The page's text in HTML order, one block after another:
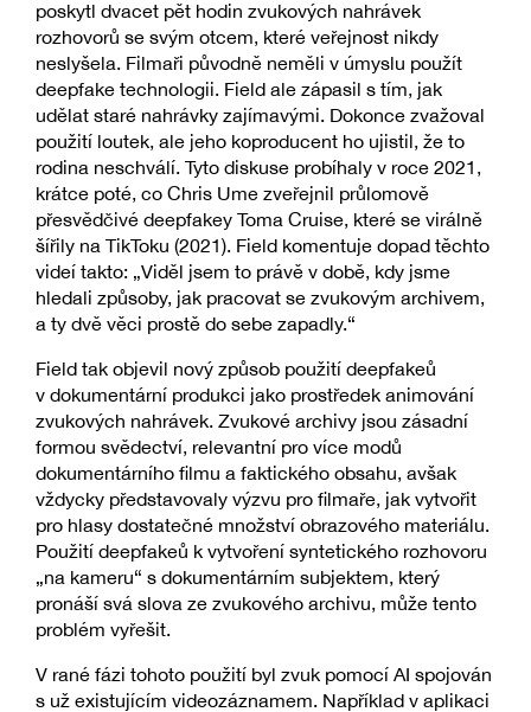
poskytl dvacet pět hodin zvukových nahrávek
rozhovorů se svým otcem, které veřejnost nikdy
neslyšela. Filmaři původně neměli v úmyslu použít
deepfake technologii. Field ale zápasil s tím, jak
udělat staré nahrávky zajímavými. Dokonce zvažoval
použití loutek, ale jeho koproducent ho ujistil, že to
rodina neschválí. Tyto diskuse probíhaly v roce 2021,
krátce poté, co Chris Ume zveřejnil průlomově
přesvědčivé deepfakey Toma Cruise, které se virálně
šířily na TikToku (2021). Field komentuje dopad těchto
videí takto: „Viděl jsem to právě v době, kdy jsme
hledali způsoby, jak pracovat se zvukovým archivem,
a ty dvě věci prostě do sebe zapadly.“
Field tak objevil nový způsob použití deepfakeů
v dokumentární produkci jako prostředek animování
zvukových nahrávek. Zvukové archivy jsou zásadní
formou svědectví, relevantní pro více modů
dokumentárního filmu a faktického obsahu, avšak
vždycky představovaly výzvu pro filmaře, jak vytvořit
pro hlasy dostatečné množství obrazového materiálu.
Použití deepfakeů k vytvoření syntetického rozhovoru
„na kameru“ s dokumentárním subjektem, který
pronáší svá slova ze zvukového archivu, může tento
problém vyřešit.
V rané fázi tohoto použití byl zvuk pomocí AI spojován
s už existujícím videozáznamem. Například v aplikaci